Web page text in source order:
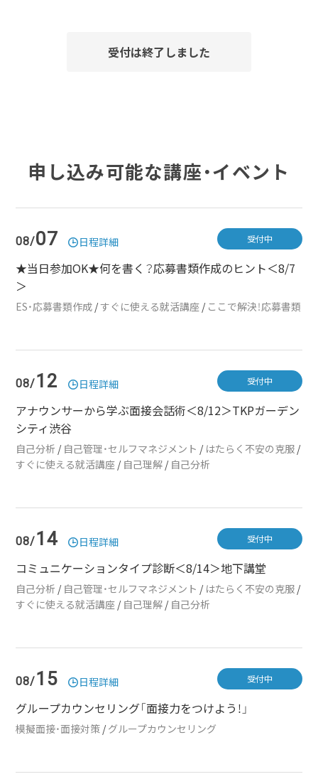
受付は終了しました
申し込み可能な講座・イベント
08/07 日程詳細
★当日参加OK★何を書く？応募書類作成のヒント＜8/7
＞
ES・応募書類作成 /すぐに使える就活講座 / ここで解決！応募書類
受付中
08/12 日程詳細
アナウンサーから学ぶ面接会話術＜8/12＞TKPガーデン
シティ渋谷
自己分析 / 自己管理・セルフマネジメント / はたらく不安の克服 /
すぐに使える就活講座 / 自己理解 / 自己分析
受付中
08/14 日程詳細
コミュニケーションタイプ診断＜8/14＞地下講堂
自己分析 / 自己管理・セルフマネジメント / はたらく不安の克服 /
すぐに使える就活講座 / 自己理解 / 自己分析
受付中
08/15 日程詳細
グループカウンセリング「面接力をつけよう！」
模擬面接・面接対策 /グループカウンセリング
受付中